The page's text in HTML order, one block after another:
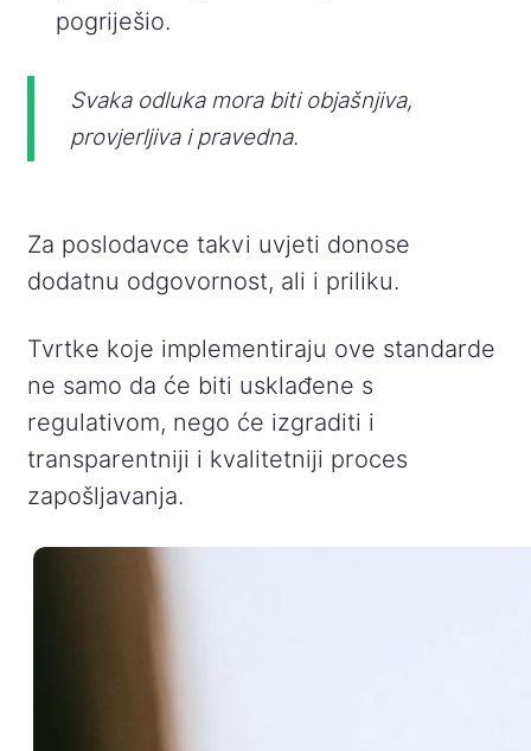
pogriješio.
Svaka odluka mora biti objašnjiva,
provjerljiva i pravedna.
Za poslodavce takvi uvjeti donose
dodatnu odgovornost, ali i priliku.
Tvrtke koje implementiraju ove standarde
ne samo da će biti usklađene s
regulativom, nego će izgraditi i
transparentniji i kvalitetniji proces
zapošljavanja.